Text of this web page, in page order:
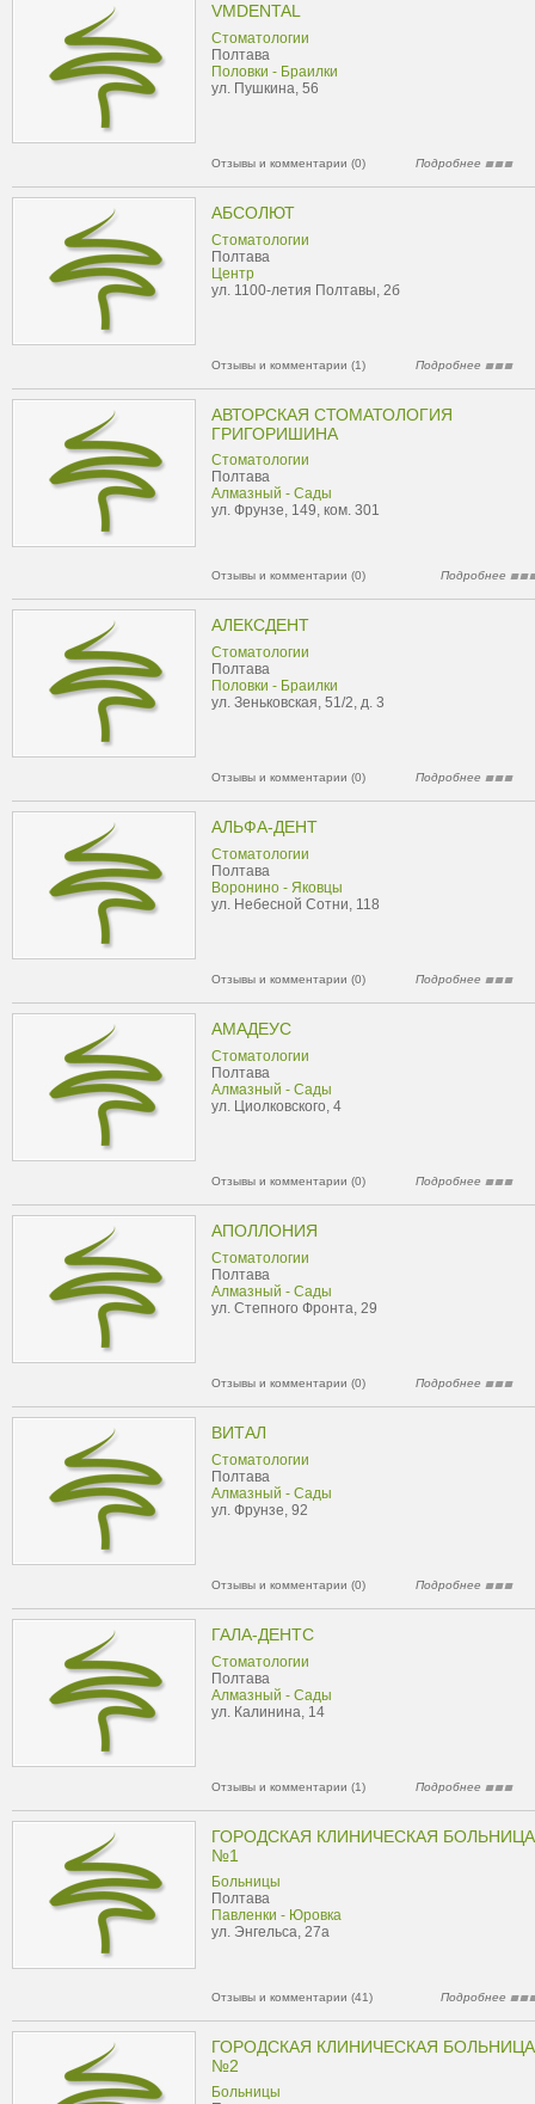
VMDENTAL
Стоматологии
Полтава
Половки - Браилки
ул. Пушкина, 56
Отзывы и комментарии (0) Подробнее
АБСОЛЮТ
Стоматологии
Полтава
Центр
ул. 1100-летия Полтавы, 2б
Отзывы и комментарии (1) Подробнее
АВТОРСКАЯ СТОМАТОЛОГИЯ
ГРИГОРИШИНА
Стоматологии
Полтава
Алмазный - Сады
ул. Фрунзе, 149, ком. 301
Отзывы и комментарии (0) Подробнее
АЛЕКСДЕНТ
Стоматологии
Полтава
Половки - Браилки
ул. Зеньковская, 51/2, д. 3
Отзывы и комментарии (0) Подробнее
АЛЬФА-ДЕНТ
Стоматологии
Полтава
Воронино - Яковцы
ул. Небесной Сотни, 118
Отзывы и комментарии (0) Подробнее
АМАДЕУС
Стоматологии
Полтава
Алмазный - Сады
ул. Циолковского, 4
Отзывы и комментарии (0) Подробнее
АПОЛЛОНИЯ
Стоматологии
Полтава
Алмазный - Сады
ул. Степного Фронта, 29
Отзывы и комментарии (0) Подробнее
ВИТАЛ
Стоматологии
Полтава
Алмазный - Сады
ул. Фрунзе, 92
Отзывы и комментарии (0) Подробнее
ГАЛА-ДЕНТС
Стоматологии
Полтава
Алмазный - Сады
ул. Калинина, 14
Отзывы и комментарии (1) Подробнее
ГОРОДСКАЯ КЛИНИЧЕСКАЯ БОЛЬНИЦА
№1
Больницы
Полтава
Павленки - Юровка
ул. Энгельса, 27а
Отзывы и комментарии (41) Подробнее
ГОРОДСКАЯ КЛИНИЧЕСКАЯ БОЛЬНИЦА
№2
Больницы